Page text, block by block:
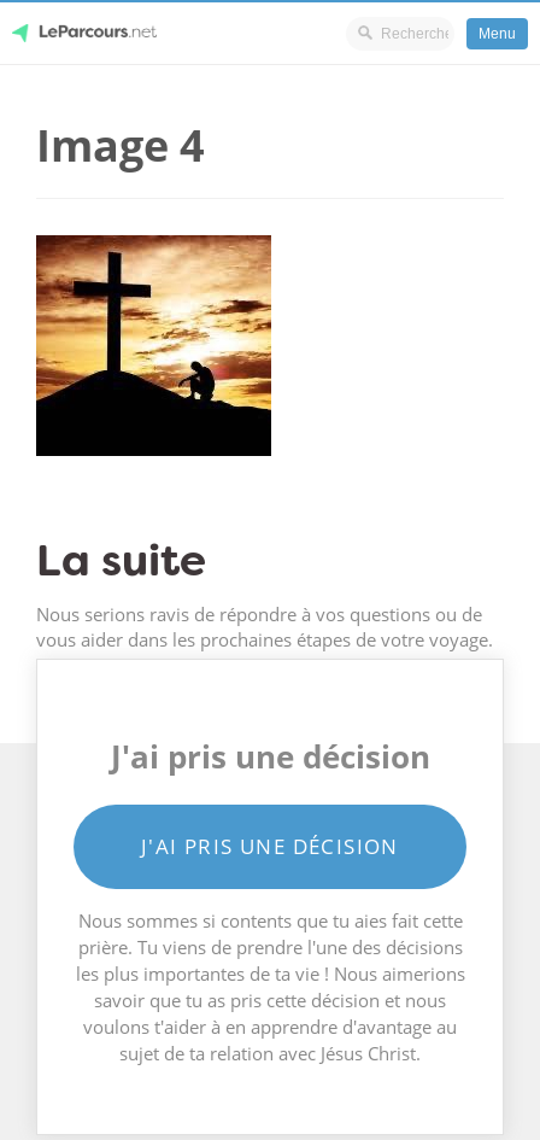
content
Menu
Image 4
La suite
Nous serions ravis de répondre à vos questions ou de
vous aider dans les prochaines étapes de votre voyage.
J'ai pris une décision
J'AI PRIS UNE DÉCISION
Nous sommes si contents que tu aies fait cette
prière. Tu viens de prendre l'une des décisions
les plus importantes de ta vie ! Nous aimerions
savoir que tu as pris cette décision et nous
voulons t'aider à en apprendre d'avantage au
sujet de ta relation avec Jésus Christ.